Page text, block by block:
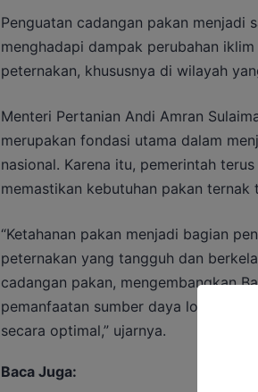
Penguatan cadangan pakan menjadi
menghadapi dampak perubahan
peternakan, khususnya di wilayah
Menteri Pertanian Andi Amran
merupakan fondasi utama dalam
nasional. Karena itu, pemerintah
memastikan kebutuhan pakan ternak
“Ketahanan pakan menjadi bagian
peternakan yang tangguh dan
cadangan pakan, mengembangkan
pemanfaatan sumber daya lokal
secara optimal,” ujarnya.
Baca Juga: